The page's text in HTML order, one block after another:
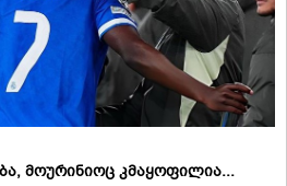
მოურინიოც კმაყოფილია...